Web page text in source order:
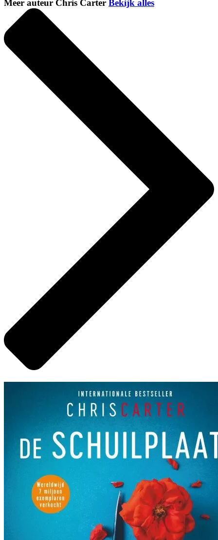
Meer auteur Chris Carter Bekijk alles